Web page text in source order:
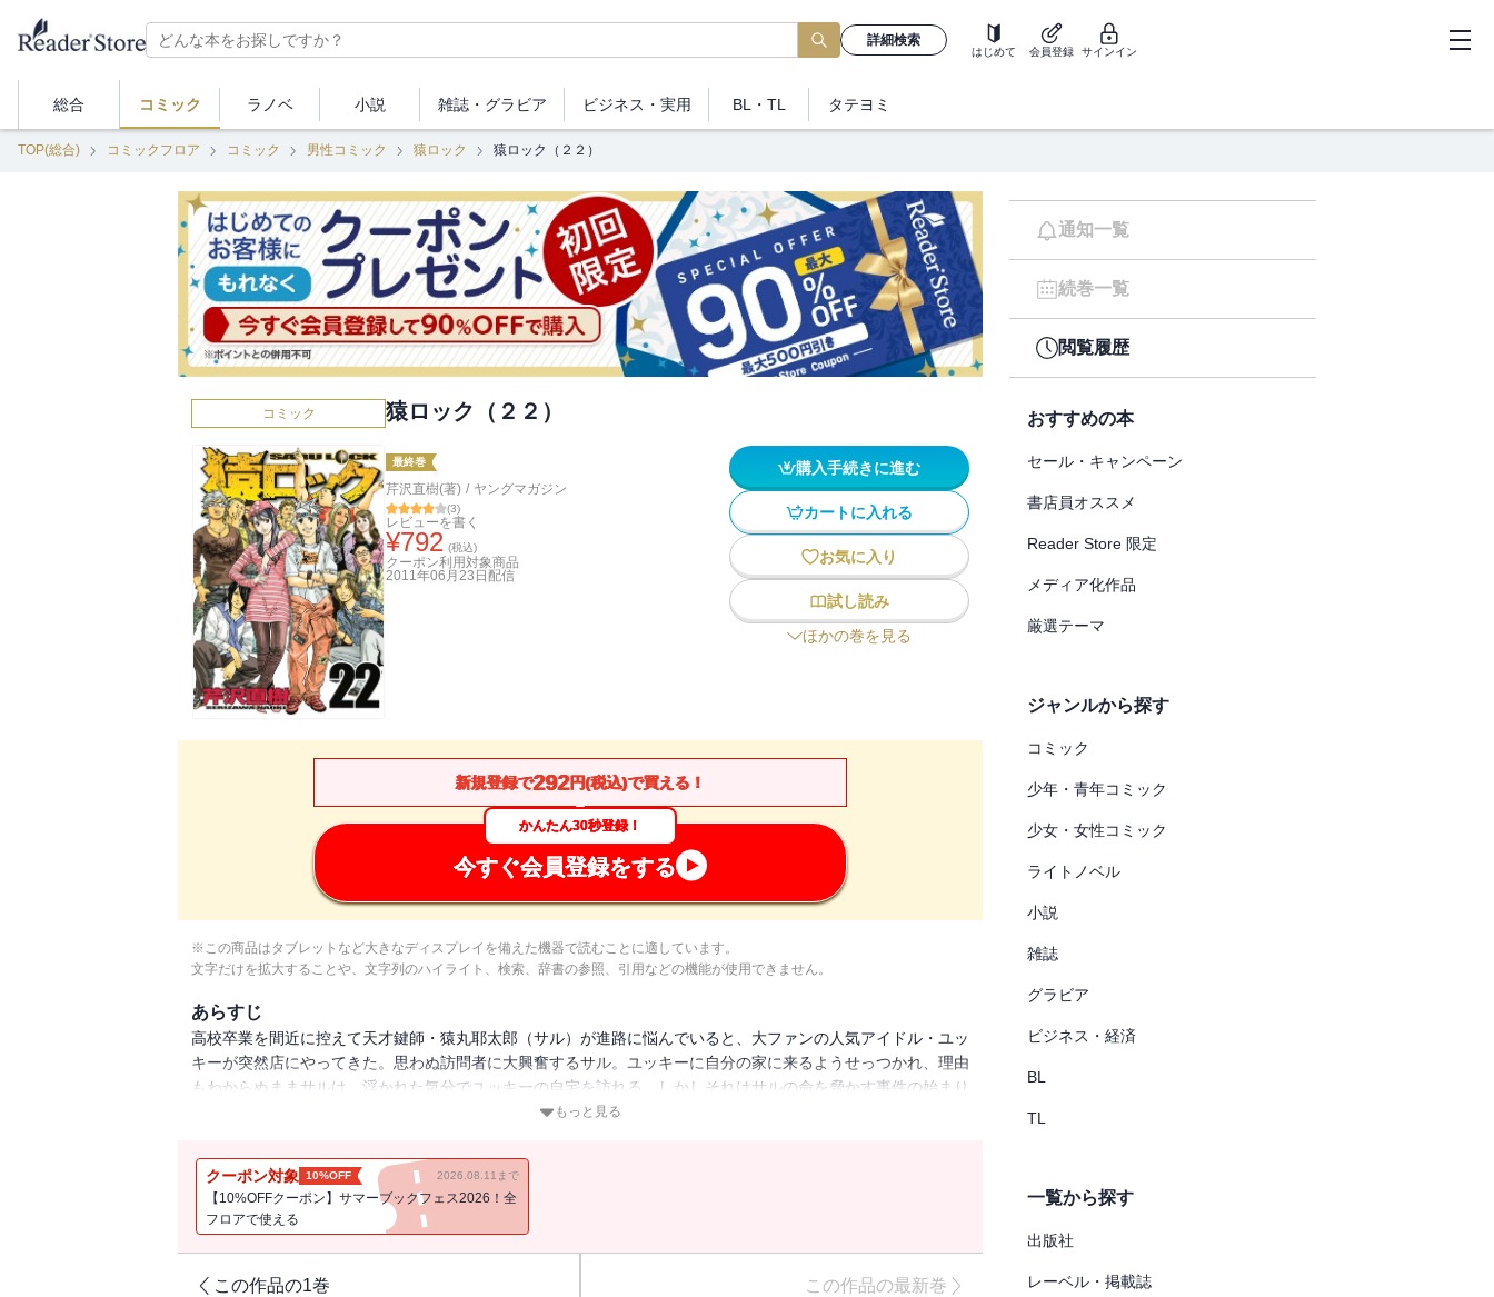
詳細検索
はじめて 会員登録 サインイン
総合 コミック ラノベ 小説 雑誌・ グラビア ビジネス ・実用 BL・TL タテヨミ
TOP(総合) コミックフロア コミック 男性コミック 猿ロック 猿ロック（２２）
コミック 猿ロック（２２）
最終巻
芹沢直樹(著) / ヤングマガジン
(3)
レビューを書く
¥792 (税込)
クーポン利用対象商品
2011年06月23日 配信
購入手続きに進む
カートに入れる
お気に入り
試し読み
ほかの巻を見る
新規登録で292円(税込)で買える！
かんたん30秒登録！
今すぐ会員登録をする
※この商品はタブレットなど大きなディスプレイを備えた機器で読むことに適しています。
文字だけを拡大することや、文字列のハイライト、検索、辞書の参照、引用などの機能が使用できません。
あらすじ
高校卒業を間近に控えて天才鍵師・猿丸耶太郎（サル）が進路に悩んでいると、大ファンの人気アイドル・ユッ
キーが突然店にやってきた。思わぬ訪問者に大興奮するサル。ユッキーに自分の家に来るようせっつかれ、理由
もわからぬままサルは、浮かれた気分でユッキーの自宅を訪れる。しかしそれはサルの命を脅かす事件の始まり
となるのだった。ついに完結、高校生鍵師アクション!!もっと見る
クーポン対象 10%OFF 2026.08.11まで
【10%OFFクーポン】サマーブックフェス2026！全
フロアで使える
この作品の1巻 この作品の最新巻
通知一覧
続巻一覧
閲覧履歴
おすすめの本
セール・キャンペーン
書店員オススメ
Reader Store 限定
メディア化作品
厳選テーマ
ジャンルから探す
コミック
少年・青年コミック
少女・女性コミック
ライトノベル
小説
雑誌
グラビア
ビジネス・経済
BL
TL
一覧から探す
出版社
レーベル・掲載誌